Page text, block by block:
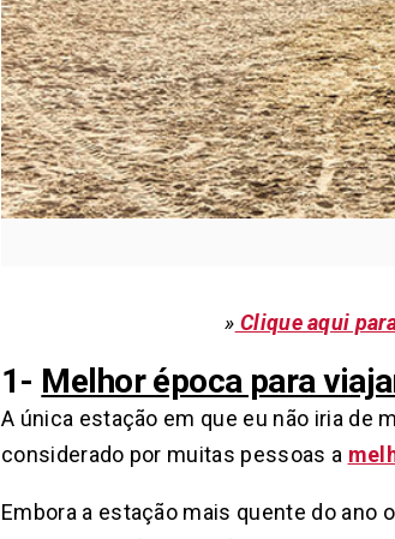
» Clique aqui
1- Melhor época para
A única estação em que eu não iria de
considerado por muitas pessoas a
Embora a estação mais quente do ano